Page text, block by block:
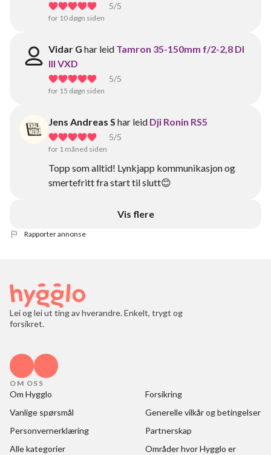
5/5
for 10 døgn siden
Vidar G har leid Tamron 35-150mm f/2-2,8 DI
III VXD
5/5
for 15 døgn siden
Jens Andreas S har leid Dji Ronin RS5
5/5
for 1 måned siden
Topp som alltid! Lynkjapp kommunikasjon og
smertefritt fra start til slutt😊
Vis flere
Rapporter annonse
Lei og lei ut ting av hverandre. Enkelt, trygt og
forsikret.
OM OSS
Om Hygglo
Forsikring
Vanlige spørsmål
Generelle vilkår og betingelser
Personvernerklæring
Partnerskap
Alle kategorier
Områder hvor Hygglo er